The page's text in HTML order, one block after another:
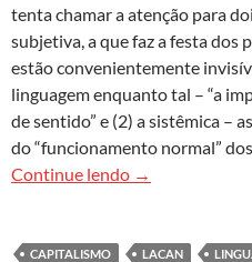
tenta chamar a atenção para
subjetiva, a que faz a festa dos
estão convenientemente
linguagem enquanto tal – “a
de sentido” e (2) a sistêmica –
do “funcionamento normal”
Continue lendo Violência
→
CAPITALISMO LACAN